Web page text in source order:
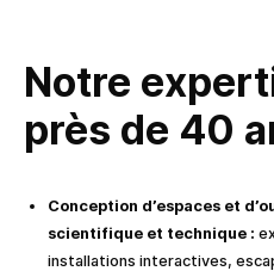
Notre
près de 40
Conception d’espaces et
scientifique et technique :
installations interactives,